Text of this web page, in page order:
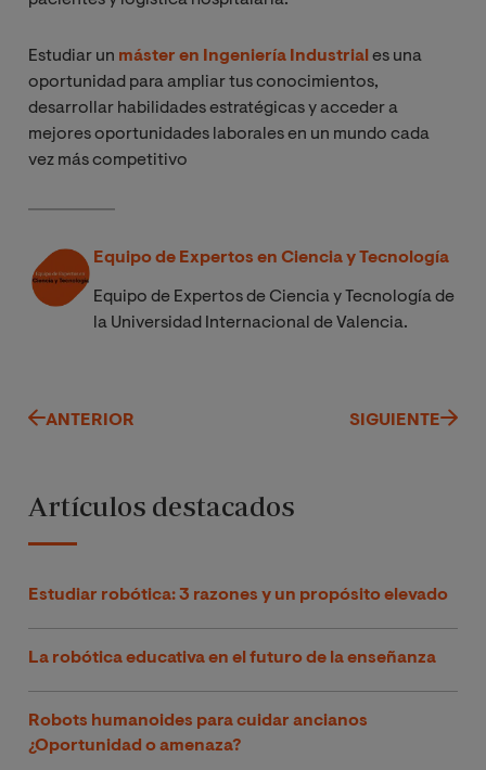
Estudiar un máster en Ingeniería Industriales una
oportunidad para ampliar tus conocimientos,
desarrollar habilidades estratégicas y acceder a
mejores oportunidades laborales en un mundo cada
vez más competitivo
Equipo de Expertos en Ciencia y Tecnología
Equipo de Expertos de Ciencia y Tecnología de
la Universidad Internacional de Valencia.
ANTERIOR SIGUIENTE
Artículos destacados
Estudiar robótica: 3 razones y un propósito elevado
La robótica educativa en el futuro de la enseñanza
Robots humanoides para cuidar ancianos
¿Oportunidad o amenaza?